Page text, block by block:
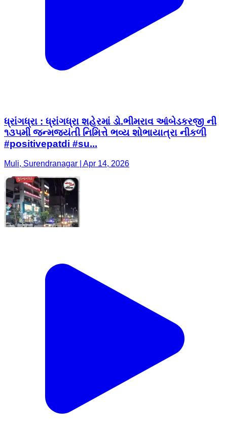
ધ્રાંગધ્રા : ધ્રાંગધ્રા શહેરમાં ડો.ભીમરાવ આંબેડકરજી ની
૧૩૫મી જન્મજયંતી નિમિત્તે ભવ્ય શોભાયાત્રા નીકળી
#positivepatdi #su...
Muli, Surendranagar | Apr 14, 2026